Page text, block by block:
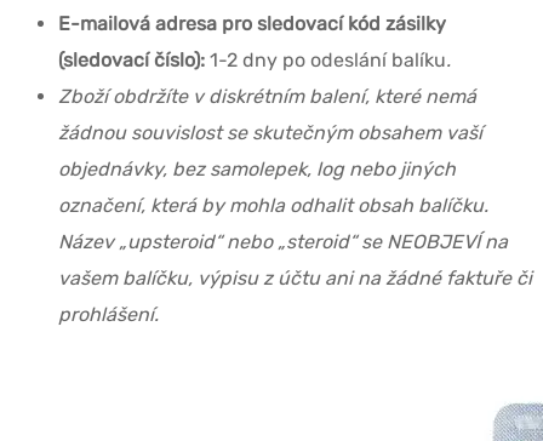
E-mailová adresa pro sledovací kód zásilky
(sledovací číslo): 1-2 dny po odeslání balíku.
Zboží obdržíte v diskrétním balení, které nemá
žádnou souvislost se skutečným obsahem vaší
objednávky, bez samolepek, log nebo jiných
označení, která by mohla odhalit obsah balíčku.
Název „upsteroid“ nebo „steroid“ se NEOBJEVÍ na
vašem balíčku, výpisu z účtu ani na žádné faktuře či
prohlášení.